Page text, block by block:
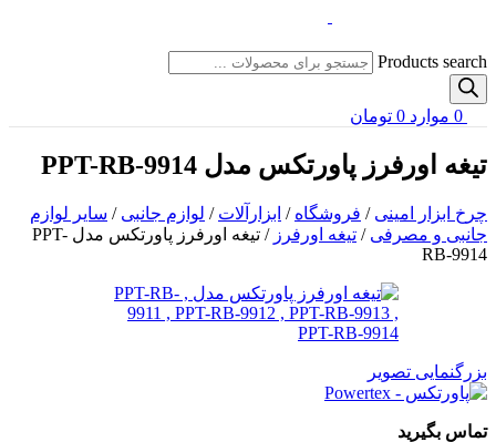
Products search
0 موارد 0 تومان
تیغه اورفرز پاورتکس مدل PPT-RB-9914
چرخ ابزار امینی / فروشگاه / ابزارآلات / لوازم جانبی / سایر لوازم
جانبی و مصرفی / تیغه اورفرز /
تیغه اورفرز پاورتکس مدل PPT-
RB-9914
بزرگنمایی تصویر
تماس بگیرید